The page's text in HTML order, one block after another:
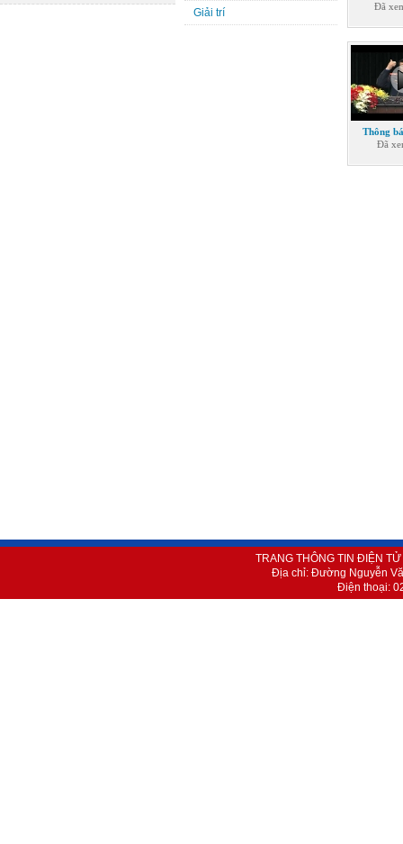
Giải trí
Đã
Thông
Đã
TRANG THÔNG TIN ĐIỆN TỬ
Địa chỉ: Đường Nguyễn
Điện thoại: